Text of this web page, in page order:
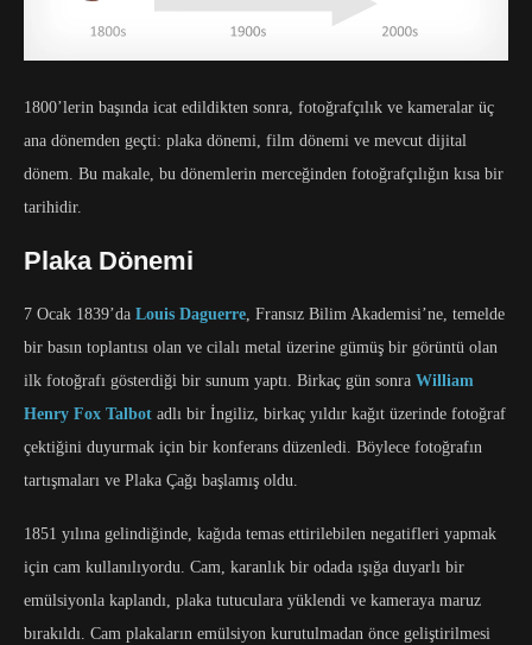
1800’lerin başında icat edildikten sonra, fotoğrafçılık ve kameralar üç
ana dönemden geçti: plaka dönemi, film dönemi ve mevcut dijital
dönem. Bu makale, bu dönemlerin merceğinden fotoğrafçılığın kısa bir
tarihidir.
Plaka Dönemi
7 Ocak 1839’da Louis Daguerre, Fransız Bilim Akademisi’ne, temelde
bir basın toplantısı olan ve cilalı metal üzerine gümüş bir görüntü olan
ilk fotoğrafı gösterdiği bir sunum yaptı. Birkaç gün sonra William
Henry Fox Talbot adlı bir İngiliz, birkaç yıldır kağıt üzerinde fotoğraf
çektiğini duyurmak için bir konferans düzenledi. Böylece fotoğrafın
tartışmaları ve Plaka Çağı başlamış oldu.
1851 yılına gelindiğinde, kağıda temas ettirilebilen negatifleri yapmak
için cam kullanılıyordu. Cam, karanlık bir odada ışığa duyarlı bir
emülsiyonla kaplandı, plaka tutuculara yüklendi ve kameraya maruz
bırakıldı. Cam plakaların emülsiyon kurutulmadan önce geliştirilmesi